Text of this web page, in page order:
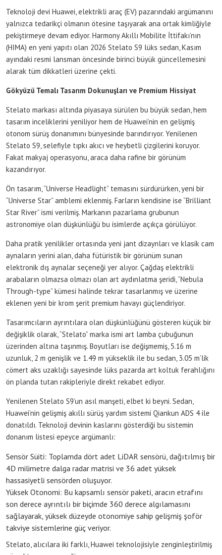
Teknoloji devi Huawei, elektrikli araç (EV) pazarındaki argümanını
yalnızca tedarikçi olmanın ötesine taşıyarak ana ortak kimliğiyle
pekiştirmeye devam ediyor. Harmony Akıllı Mobilite İttifakı’nın
(HIMA) en yeni yapıtı olan 2026 Stelato S9 lüks sedan, Kasım
ayındaki resmi lansman öncesinde birinci büyük güncellemesini
alarak tüm dikkatleri üzerine çekti.
Gökyüzü Temalı Tasarım Dokunuşları ve Premium Hissiyat
Stelato markası altında piyasaya sürülen bu büyük sedan, hem
tasarım inceliklerini yeniliyor hem de Huawei’nin en gelişmiş
otonom sürüş donanımını bünyesinde barındırıyor. Yenilenen
Stelato S9, selefiyle tıpkı akıcı ve heybetli çizgilerini koruyor.
Fakat makyaj operasyonu, araca daha rafine bir görünüm
kazandırıyor.
Ön tasarım, “Universe Headlight” temasını sürdürürken, yeni bir
“Universe Star” amblemi eklenmiş. Farların kendisine ise “Brilliant
Star River” ismi verilmiş. Markanın pazarlama grubunun
astronomiye olan düşkünlüğü bu isimlerde açıkça görülüyor.
Daha pratik yenilikler ortasında yeni jant dizaynları ve klasik cam
aynaların yerini alan, daha fütüristik bir görünüm sunan
elektronik dış aynalar seçeneği yer alıyor. Çağdaş elektrikli
arabaların olmazsa olmazı olan art aydınlatma şeridi, “Nebula
Through-type” kümesi halinde tekrar tasarlanmış ve üzerine
eklenen yeni bir krom şerit premium havayı güçlendiriyor.
Tasarımcıların ayrıntılara olan düşkünlüğünü gösteren küçük bir
değişiklik olarak, “Stelato” marka ismi art lamba çubuğunun
üzerinden altına taşınmış. Boyutları ise değişmemiş, 5.16 m
uzunluk, 2 m genişlik ve 1.49 m yükseklik ile bu sedan, 3.05 m’lik
cömert aks uzaklığı sayesinde lüks pazarda art koltuk ferahlığını
ön planda tutan rakipleriyle direkt rekabet ediyor.
Yenilenen Stelato S9’un asıl manşeti, elbet ki beyni. Sedan,
Huawei’nin gelişmiş akıllı sürüş yardım sistemi Qiankun ADS 4 ile
donatıldı. Teknoloji devinin kaslarını gösterdiği bu sistemin
donanım listesi epeyce argümanlı:
Sensör Süiti: Toplamda dört adet LiDAR sensörü, dağıtılmış bir
4D milimetre dalga radar matrisi ve 36 adet yüksek
hassasiyetli sensörden oluşuyor.
Yüksek Otonomi: Bu kapsamlı sensör paketi, aracın etrafını
son derece ayrıntılı bir biçimde 360 derece algılamasını
sağlayarak, yüksek düzeyde otonomiye sahip gelişmiş şoför
takviye sistemlerine güç veriyor.
Stelato, alıcılara iki farklı, Huawei teknolojisiyle zenginleştirilmiş